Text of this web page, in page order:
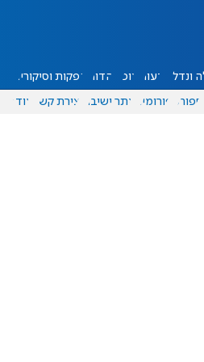
ונדל"ן דעות אוכל יהדות הפקות וסיקורים
ספורט פורומים אתר ישיבה יצירת קשר עוד